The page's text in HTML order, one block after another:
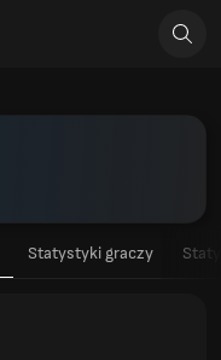
Statystyki graczy